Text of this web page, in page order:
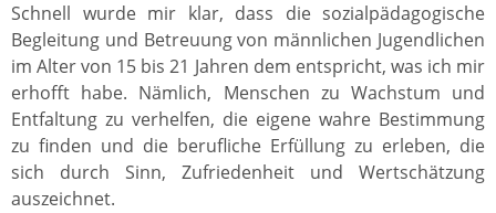
Schnell wurde mir klar, dass die sozialpädagogische
Begleitung und Betreuung von männlichen Jugendlichen
im Alter von 15 bis 21 Jahren dem entspricht, was ich mir
erhofft habe. Nämlich, Menschen zu Wachstum und
Entfaltung zu verhelfen, die eigene wahre Bestimmung
zu finden und die berufliche Erfüllung zu erleben, die
sich durch Sinn, Zufriedenheit und Wertschätzung
auszeichnet.